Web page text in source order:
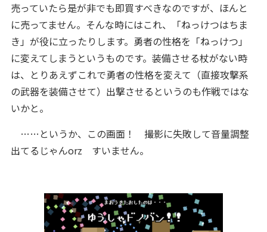
売っていたら是が非でも即買すべきなのですが、ほんと
に売ってません。そんな時にはこれ、「ねっけつはちま
き」が役に立ったりします。勇者の性格を「ねっけつ」
に変えてしまうというものです。装備させる杖がない時
は、とりあえずこれで勇者の性格を変えて（直接攻撃系
の武器を装備させて）出撃させるというのも作戦ではな
いかと。
……というか、この画面！ 撮影に失敗して音量調整
出てるじゃんorz すいません。